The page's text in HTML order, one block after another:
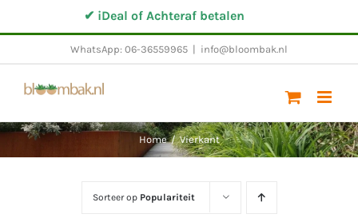
naar
✔ iDeal of Achteraf betalen
WhatsApp: 06-36559965 info@bloombak.nl
Home / Vierkant
Sorteer op Populariteit